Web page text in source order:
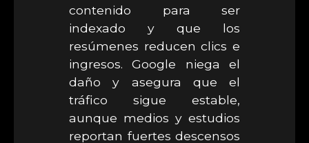
contenido para ser
indexado y que los
resúmenes reducen clics e
ingresos. Google niega el
daño y asegura que el
tráfico sigue estable,
aunque medios y estudios
reportan fuertes descensos